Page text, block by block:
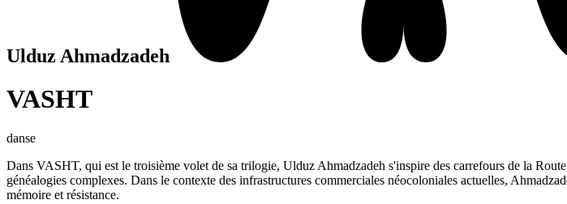
Ulduz Ahmadzadeh
VASHT
danse
Dans VASHT, qui est le troisième volet de sa trilogie, Ulduz Ahmadzadeh s'inspire des carrefours de la
généalogies complexes. Dans le contexte des infrastructures commerciales néocoloniales actuelles,
mémoire et résistance.